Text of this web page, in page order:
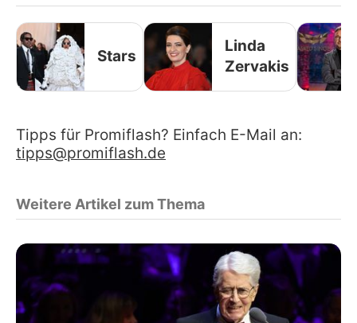
Stars
Linda
Zervakis
Tipps für Promiflash? Einfach E-Mail an:
tipps@promiflash.de
Weitere Artikel zum Thema